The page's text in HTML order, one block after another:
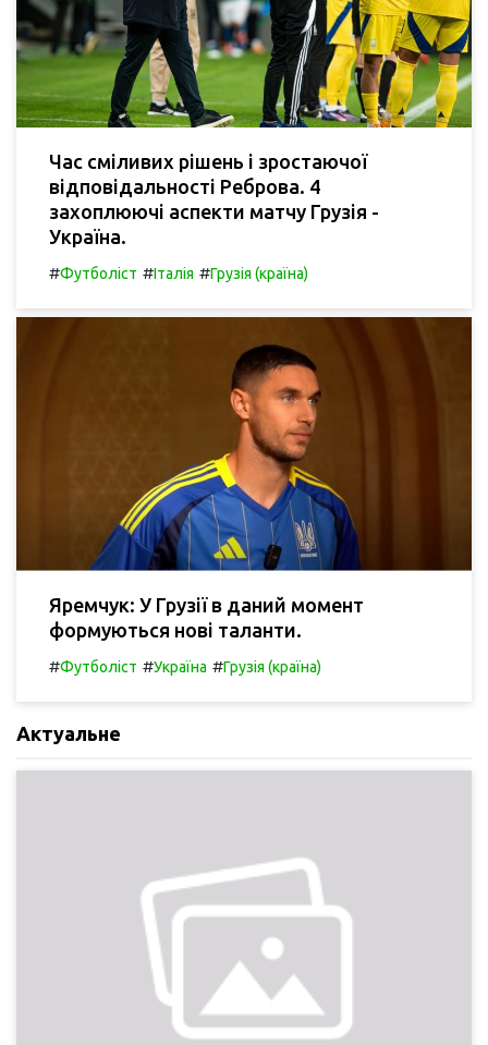
Час сміливих рішень і зростаючої
відповідальності Реброва. 4
захоплюючі аспекти матчу Грузія -
Україна.
#Футболіст #Італія #Грузія (країна)
Яремчук: У Грузії в даний момент
формуються нові таланти.
#Футболіст #Україна #Грузія (країна)
Актуальне